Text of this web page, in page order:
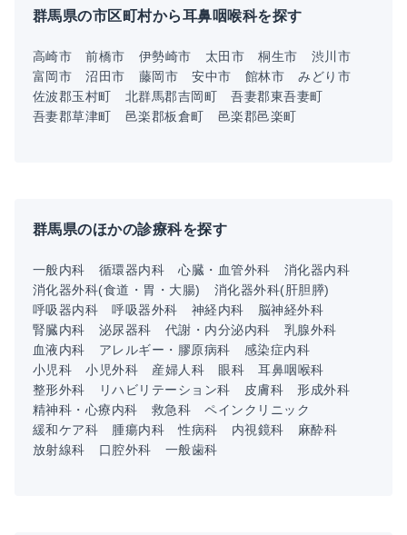
群馬県の市区町村から耳鼻咽喉科を探す
高崎市 前橋市 伊勢崎市 太田市 桐生市
渋川市
富岡市
沼田市 藤岡市 安中市 館林市
みどり市
佐波郡玉村町
北群馬郡吉岡町
吾妻郡東吾妻町
吾妻郡草津町
邑楽郡板倉町 邑楽郡邑楽町
群馬県のほかの診療科を探す
一般内科 循環器内科 心臓・血管外科
消化器内科
消化器外科(食道・胃・大腸)
消化器外科(肝胆膵)
呼吸器内科
呼吸器外科 神経内科
脳神経外科
腎臓内科
泌尿器科 代謝・内分泌内科
乳腺外科
血液内科
アレルギー・膠原病科
感染症内科
小児科
小児外科 産婦人科 眼科
耳鼻咽喉科
整形外科
リハビリテーション科 皮膚科
形成外科
精神科・心療内科
救急科
ペインクリニック
緩和ケア科
腫瘍内科 性病科 内視鏡科
麻酔科
放射線科
口腔外科 一般歯科